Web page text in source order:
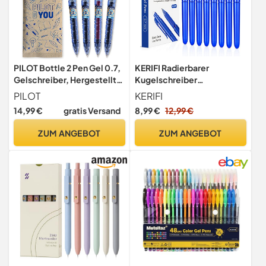
PILOT Bottle 2 Pen Gel 0.7,
Gelschreiber, Hergestellt
aus recyceltem Kunststoff
(Schwarz, Blau, Rot, Grün),
mittlere Spitze, 1 Stück (4er
PILOT
14,99 € gratis Versand
ZUM ANGEBOT
KERIFI Radierbarer
Kugelschreiber
Tintenroller, 8 Blau, 0.7mm
Tintenroller mit
Radiergummi, Löschbarer
Schulsachen Bürobedarf
KERIFI
8,99 € 12,99 €
ZUM ANGEBOT